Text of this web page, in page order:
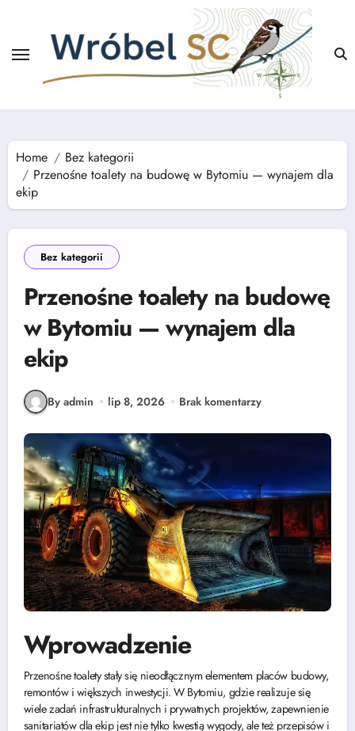
Home
Bez kategorii
Przenośne toalety na budowę w Bytomiu — wynajem dla
ekip
Bez kategorii
Przenośne toalety na budowę
w Bytomiu — wynajem dla
ekip
By admin lip 8, 2026 Brak komentarzy
Wprowadzenie
Przenośne toalety stały się nieodłącznym elementem placów budowy,
remontów i większych inwestycji. W Bytomiu, gdzie realizuje się
wiele zadań infrastrukturalnych i prywatnych projektów, zapewnienie
sanitariatów dla ekip jest nie tylko kwestią wygody, ale też przepisów i